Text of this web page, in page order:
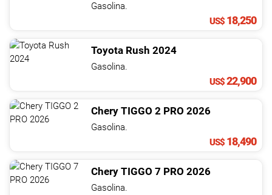
Gasolina.
US$ 18,250
Toyota Rush 2024
Gasolina.
US$22,900
Chery TIGGO 2 PRO 2026
Gasolina.
US$ 18,490
Chery TIGGO 7 PRO 2026
Gasolina.